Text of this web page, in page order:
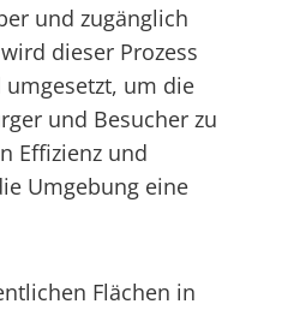
und zugänglich
dieser Prozess
um die
und Besucher zu
Effizienz und
Umgebung eine
Flächen in